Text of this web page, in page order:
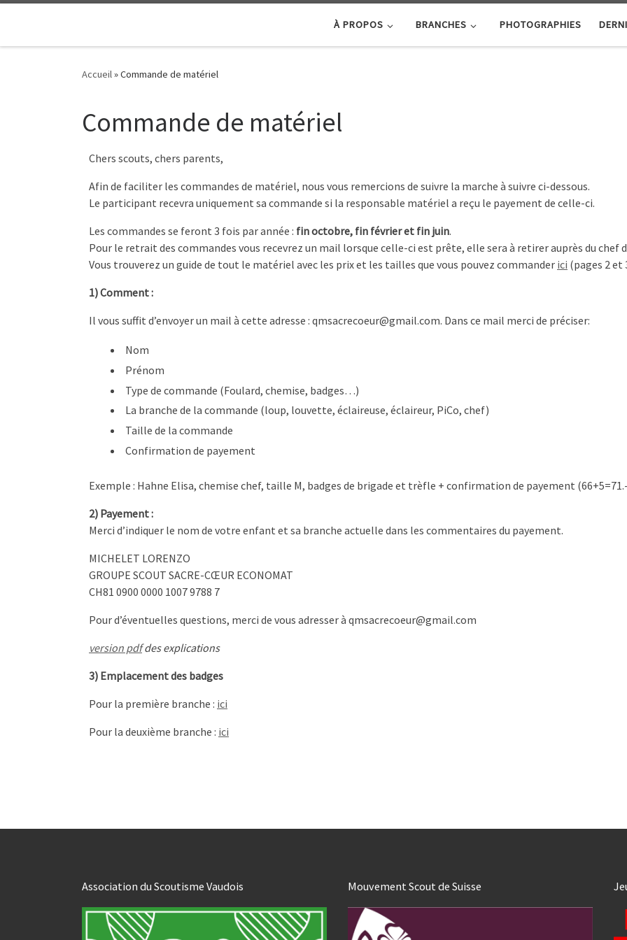
À PROPOS BRANCHES PHOTOGRAPHIES
Accueil»Commande de matériel
Commande de matériel
Chers scouts, chers parents,
Afin de faciliter les commandes de matériel, nous vous remercions de suivre la marche à suivre ci-dessous.
Le participant recevra uniquement sa commande si la responsable matériel a reçu le payement de celle-ci.
Les commandes se feront 3 fois par année : fin octobre, fin février et fin juin.
Pour le retrait des commandes vous recevrez un mail lorsque celle-ci est prête, elle sera à retirer auprès du chef
Vous trouverez un guide de tout le matériel avec les prix et les tailles que vous pouvez commander ici (pages 2 et
1) Comment :
Il vous suffit d’envoyer un mail à cette adresse : qmsacrecoeur@gmail.com. Dans ce mail merci de préciser:
Nom
Prénom
Type de commande (Foulard, chemise, badges…)
La branche de la commande (loup, louvette, éclaireuse, éclaireur, PiCo, chef)
Taille de la commande
Confirmation de payement
Exemple : Hahne Elisa, chemise chef, taille M, badges de brigade et trèfle + confirmation de payement
2) Payement :
Merci d’indiquer le nom de votre enfant et sa branche actuelle dans les commentaires du payement.
MICHELET LORENZO
GROUPE SCOUT SACRE-CŒUR ECONOMAT
CH81 0900 0000 1007 9788 7
Pour d’éventuelles questions, merci de vous adresser à qmsacrecoeur@gmail.com
version pdfdes explications
3) Emplacement des badges
Pour la première branche : ici
Pour la deuxième branche : ici
Association du Scoutisme Vaudois Mouvement Scout de Suisse